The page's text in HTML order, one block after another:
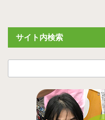
サイト内検索